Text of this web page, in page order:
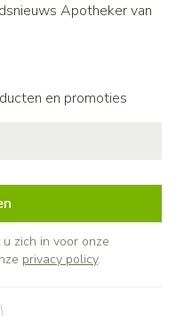
Apotheker van
en promoties
zich in voor onze
privacy policy.